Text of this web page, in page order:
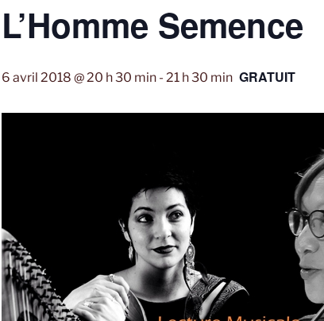
L’Homme Semence
6 avril 2018 @ 20 h 30 min - 21 h 30 min GRATUIT